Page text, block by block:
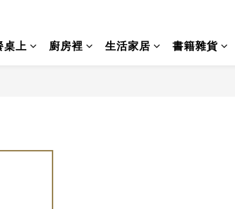
桌上 廚房裡 生活家居 書籍雜貨